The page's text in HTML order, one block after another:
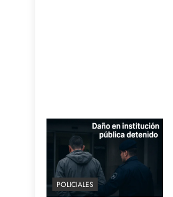
POLICIALES